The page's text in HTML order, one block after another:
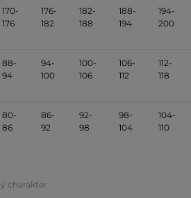
170-
176
176-
182
182-
188
188-
194
194-
200
88-
94
94-
100
100-
106
106-
112
112-
118
80-
86
86-
92
92-
98
98-
104
104-
110
charakter.